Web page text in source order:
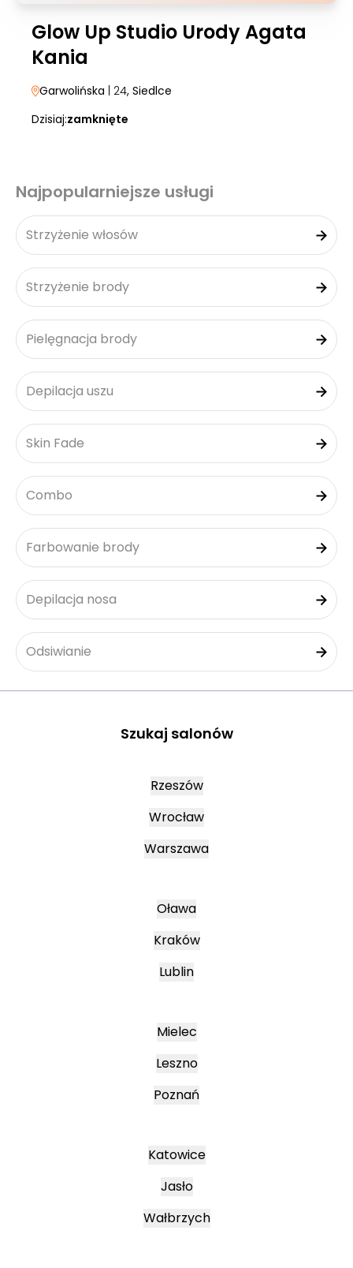
Glow Up Studio Urody Agata
Kania
Garwolińska | 24, Siedlce
Dzisiaj:zamknięte
Najpopularniejsze usługi
Strzyżenie włosów
Strzyżenie brody
Pielęgnacja brody
Depilacja uszu
Skin Fade
Combo
Farbowanie brody
Depilacja nosa
Odsiwianie
Szukaj salonów
Rzeszów
Wrocław
Warszawa
Oława
Kraków
Lublin
Mielec
Leszno
Poznań
Katowice
Jasło
Wałbrzych